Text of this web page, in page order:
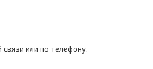
или по телефону.